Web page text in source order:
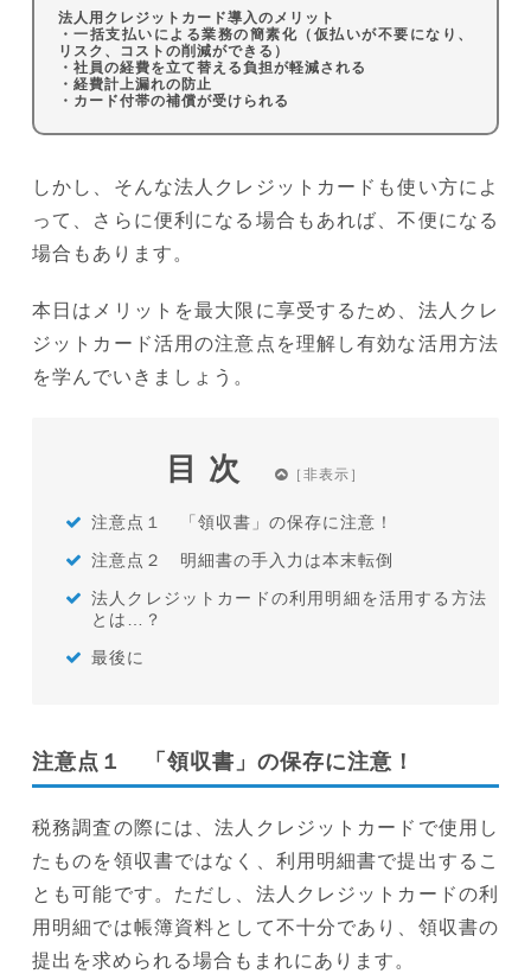
法人用クレジットカード導入のメリット
・一括支払いによる業務の簡素化（仮払いが不要になり、
リスク、コストの削減ができる）
・社員の経費を立て替える負担が軽減される
・経費計上漏れの防止
・カード付帯の補償が受けられる
しかし、そんな法人クレジットカードも使い方によ
って、さらに便利になる場合もあれば、不便になる
場合もあります。
本日はメリットを最大限に享受するため、法人クレ
ジットカード活用の注意点を理解し有効な活用方法
を学んでいきましょう。
目次
注意点１ 「領収書」の保存に注意！
注意点２ 明細書の手入力は本末転倒
法人クレジットカードの利用明細を活用する方法
とは…？
最後に
注意点１ 「領収書」の保存に注意！
税務調査の際には、法人クレジットカードで使用し
たものを領収書ではなく、利用明細書で提出するこ
とも可能です。ただし、法人クレジットカードの利
用明細では帳簿資料として不十分であり、領収書の
提出を求められる場合もまれにあります。